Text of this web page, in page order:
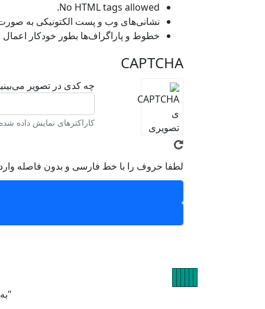
No HTML tags allowed.
نشانی‌های وب و پست الکتونیکی به صورت
خطوط و پاراگراف‌ها بطور خودکار
CAPTCHA
چه کدی در تصویر
کاراکترهای نمایش داده
لطفا حروف را با خط فارسی و بدون فاصله وارد